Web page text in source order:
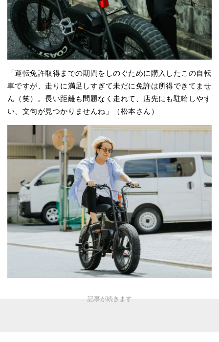
「運転免許取得までの期間をしのぐために購入したこの自転
車ですが、走りに満足しすぎて未だに免許は所得できてませ
ん（笑）。長い距離も問題なく走れて、店先にも駐輪しやす
い、文句が見つかりませんね」（松本さん）